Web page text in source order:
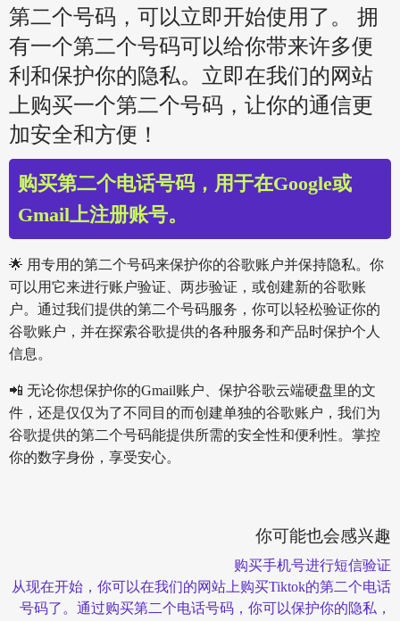
第二个号码，可以立即开始使用了。 拥
有一个第二个号码可以给你带来许多便
利和保护你的隐私。立即在我们的网站
上购买一个第二个号码，让你的通信更
加安全和方便！
购买第二个电话号码，用于在Google或
Gmail上注册账号。
🌟 用专用的第二个号码来保护你的谷歌账户并保持隐私。你
可以用它来进行账户验证、两步验证，或创建新的谷歌账
户。通过我们提供的第二个号码服务，你可以轻松验证你的
谷歌账户，并在探索谷歌提供的各种服务和产品时保护个人
信息。
📲 无论你想保护你的Gmail账户、保护谷歌云端硬盘里的文
件，还是仅仅为了不同目的而创建单独的谷歌账户，我们为
谷歌提供的第二个号码能提供所需的安全性和便利性。掌控
你的数字身份，享受安心。
你可能也会感兴趣
购买手机号进行短信验证
从现在开始，你可以在我们的网站上购买Tiktok的第二个电话
号码了。通过购买第二个电话号码，你可以保护你的隐私，